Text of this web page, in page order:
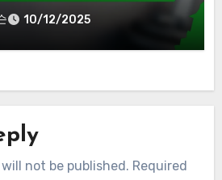
10/12/2025
not be published. Required